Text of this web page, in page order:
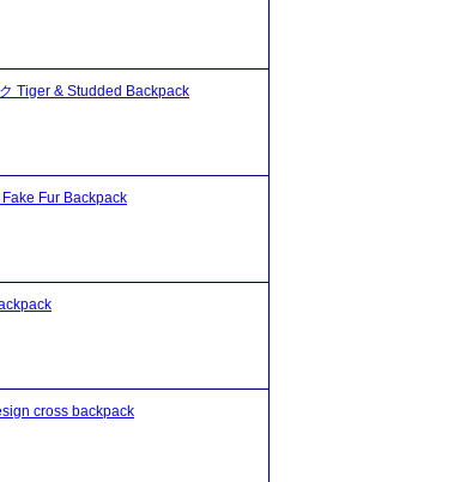
Tiger & Studded Backpack
Fur Backpack
cross backpack